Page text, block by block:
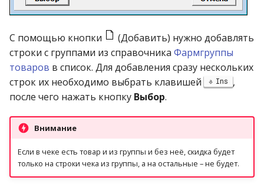
Справка о
ТО
Статотчёт по группам
товара (Генератор)
товара
Справочники
Услуги
Учет кассовых операций
Экспорт-импорт
данных
С помощью кнопки
(Добавить) нужно добавлять
строки с группами из справочника Фармгруппы
товаров в список. Для добавления сразу нескольких
строк их необходимо выбрать клавишей
Ins
,
после чего нажать кнопку Выбор.
Внимание
Если в чеке есть товар и из группы и без неё, скидка будет
только на строки чека из группы, а на остальные – не будет.